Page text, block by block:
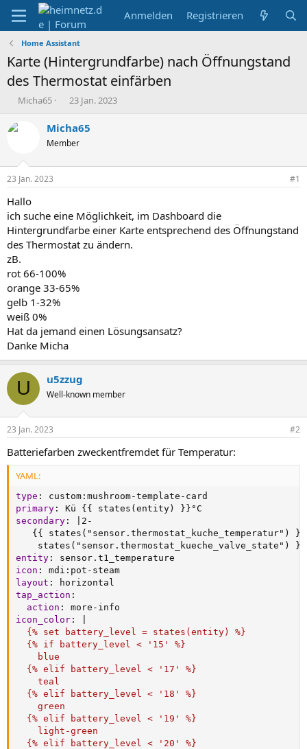
Anmelden Registrieren
Home Assistant
Karte (Hintergrundfarbe) nach Öffnungstand
des Thermostat einfärben
E
s
e
r
Micha65
E
s
e
t
23 Jan. 2023
Micha65
Member
23 Jan. 2023 #1
Hallo
ich suche eine Möglichkeit, im Dashboard die
Hintergrundfarbe einer Karte entsprechend des Öffnungstand
des Thermostat zu ändern.
zB.
rot 66-100%
orange 33-65%
gelb 1-32%
weiß 0%
Hat da jemand einen Lösungsansatz?
Danke Micha
U u5zzug
Well-known member
23 Jan. 2023 #2
Batteriefarben zweckentfremdet für Temperatur:
YAML:
type : custom : mushroom-template -
primary : Kü {{ states(entity) }}
secondary : 2 -
{{ states("sensor.thermostat_kuche_temperatur") }
    states("sensor.thermostat_kueche_valve_state")
}
entity :
icon : mdi : pot -
layout :
tap_action :
action : more -
icon_color :
  {% set battery_level = states(entity) %}
  {% if battery_level < '15' %}
    blue
  {% elif battery_level < '17' %}
    teal
  {% elif battery_level < '18' %}
    green
  {% elif battery_level < '19' %}
    light-green
  {% elif battery_level < '20' %}